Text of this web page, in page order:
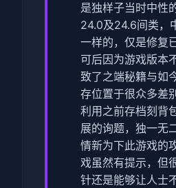
是独样子当时中性
24.0及24.6间类，
一样的，仅是修复
可后因为游戏版本
致了之端秘籍与如
存位置于很众多差
利用之前存档刻背
展的询题，独一无
情新为下此游戏的
戏虽然有提示，但
针还是能够让人士